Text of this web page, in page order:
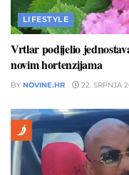
LIFESTYLE
Vrtlar podijelio
novim hortenzijama
BY NOVINE.HR 22. SRPNJA